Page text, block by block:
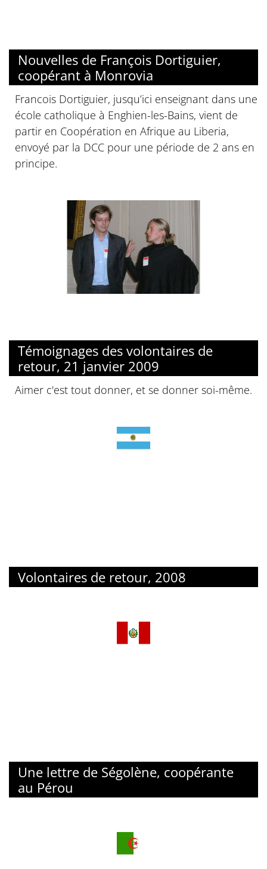
Nouvelles de François Dortiguier,
coopérant à Monrovia
Francois Dortiguier, jusqu’ici enseignant dans une
école catholique à Enghien-les-Bains, vient de
partir en Coopération en Afrique au Liberia,
envoyé par la DCC pour une période de 2 ans en
principe.
Témoignages des volontaires de
retour, 21 janvier 2009
Aimer c'est tout donner, et se donner soi-même.
Volontaires de retour, 2008
Une lettre de Ségolène, coopérante
au Pérou